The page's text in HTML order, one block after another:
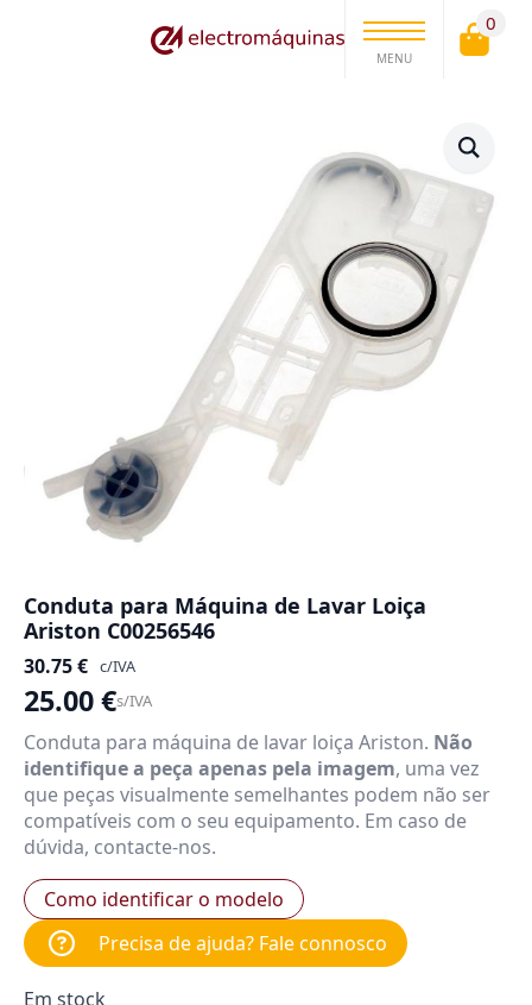
MENU
0
Conduta para Máquina de Lavar Loiça
Ariston C00256546
30.75€ c/IVA
25.00€s/IVA
Conduta para máquina de lavar loiça Ariston. Não
identifique a peça apenas pela imagem, uma vez
que peças visualmente semelhantes podem não ser
compatíveis com o seu equipamento. Em caso de
dúvida, contacte-nos.
Como identificar o modelo
Precisa de ajuda? Fale connosco
Em stock